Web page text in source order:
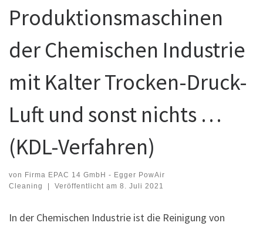
Produktionsmaschinen
der Chemischen Industrie
mit Kalter Trocken-Druck-
Luft und sonst nichts …
(KDL-Verfahren)
von Firma EPAC 14 GmbH - Egger PowAir
Cleaning
Veröffentlicht am 8. Juli 2021
In der Chemischen Industrie ist die Reinigung von